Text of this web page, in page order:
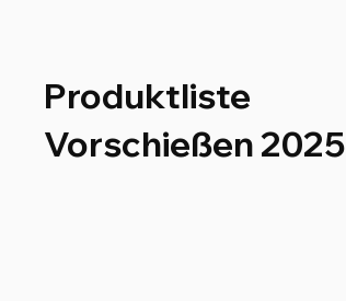
Produktliste
Vorschießen 2025